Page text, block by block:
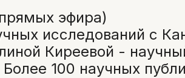
эфира)
исследований с
Киреевой -
100 научных